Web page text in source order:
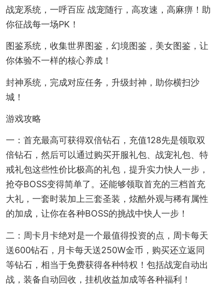
战宠系统，一呼百应 战宠随行，高攻速，高麻痹！助
你征战每一场PK！
图鉴系统，收集世界图鉴，幻境图鉴，美女图鉴，让
你体验不一样的核心养成！
封神系统，完成对应任务，升级封神，助你横扫沙
城！
游戏攻略
一：首充最高可获得双倍钻石，充值128先是领取双
倍钻石，然后可以通过购买开服礼包、战宠礼包、特
戒礼包这些性价比极高的礼包，提升实力快人一步，
抢夺BOSS变得简单了。还能够领取首充的三档首充
大礼，一套时装加上三套圣装，炫酷外观与稀有属性
的加成，让你在各种BOSS的挑战中快人一步！
二：周卡月卡绝对是一个最值得投资的点，周卡每天
送600钻石，月卡每天送250W金币，购买还立返同
等钻石，相当于免费获得各种特权！包括战宠自动出
战，装备自动回收，挂机收益加成等各种福利！